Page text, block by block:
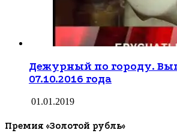
Дежурный по городу.
07.10.2016 года
01.01.2019
Премия «Золотой рубль»